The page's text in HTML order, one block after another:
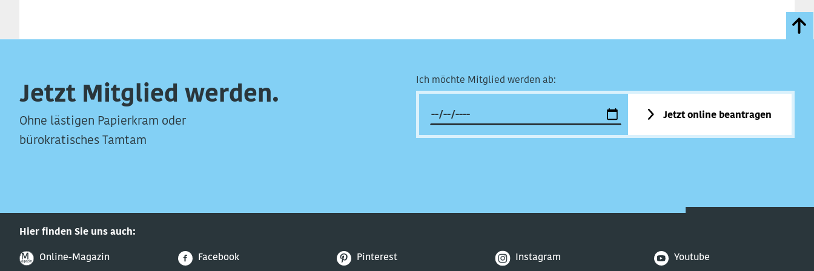
Jetzt Mitglied werden.
Ohne lästigen Papierkram oder
bürokratisches Tamtam
Ich möchte Mitglied werden ab:
Jetzt online beantragen
Hier finden Sie uns auch:
Online-Magazin Facebook Pinterest Instagram Youtube